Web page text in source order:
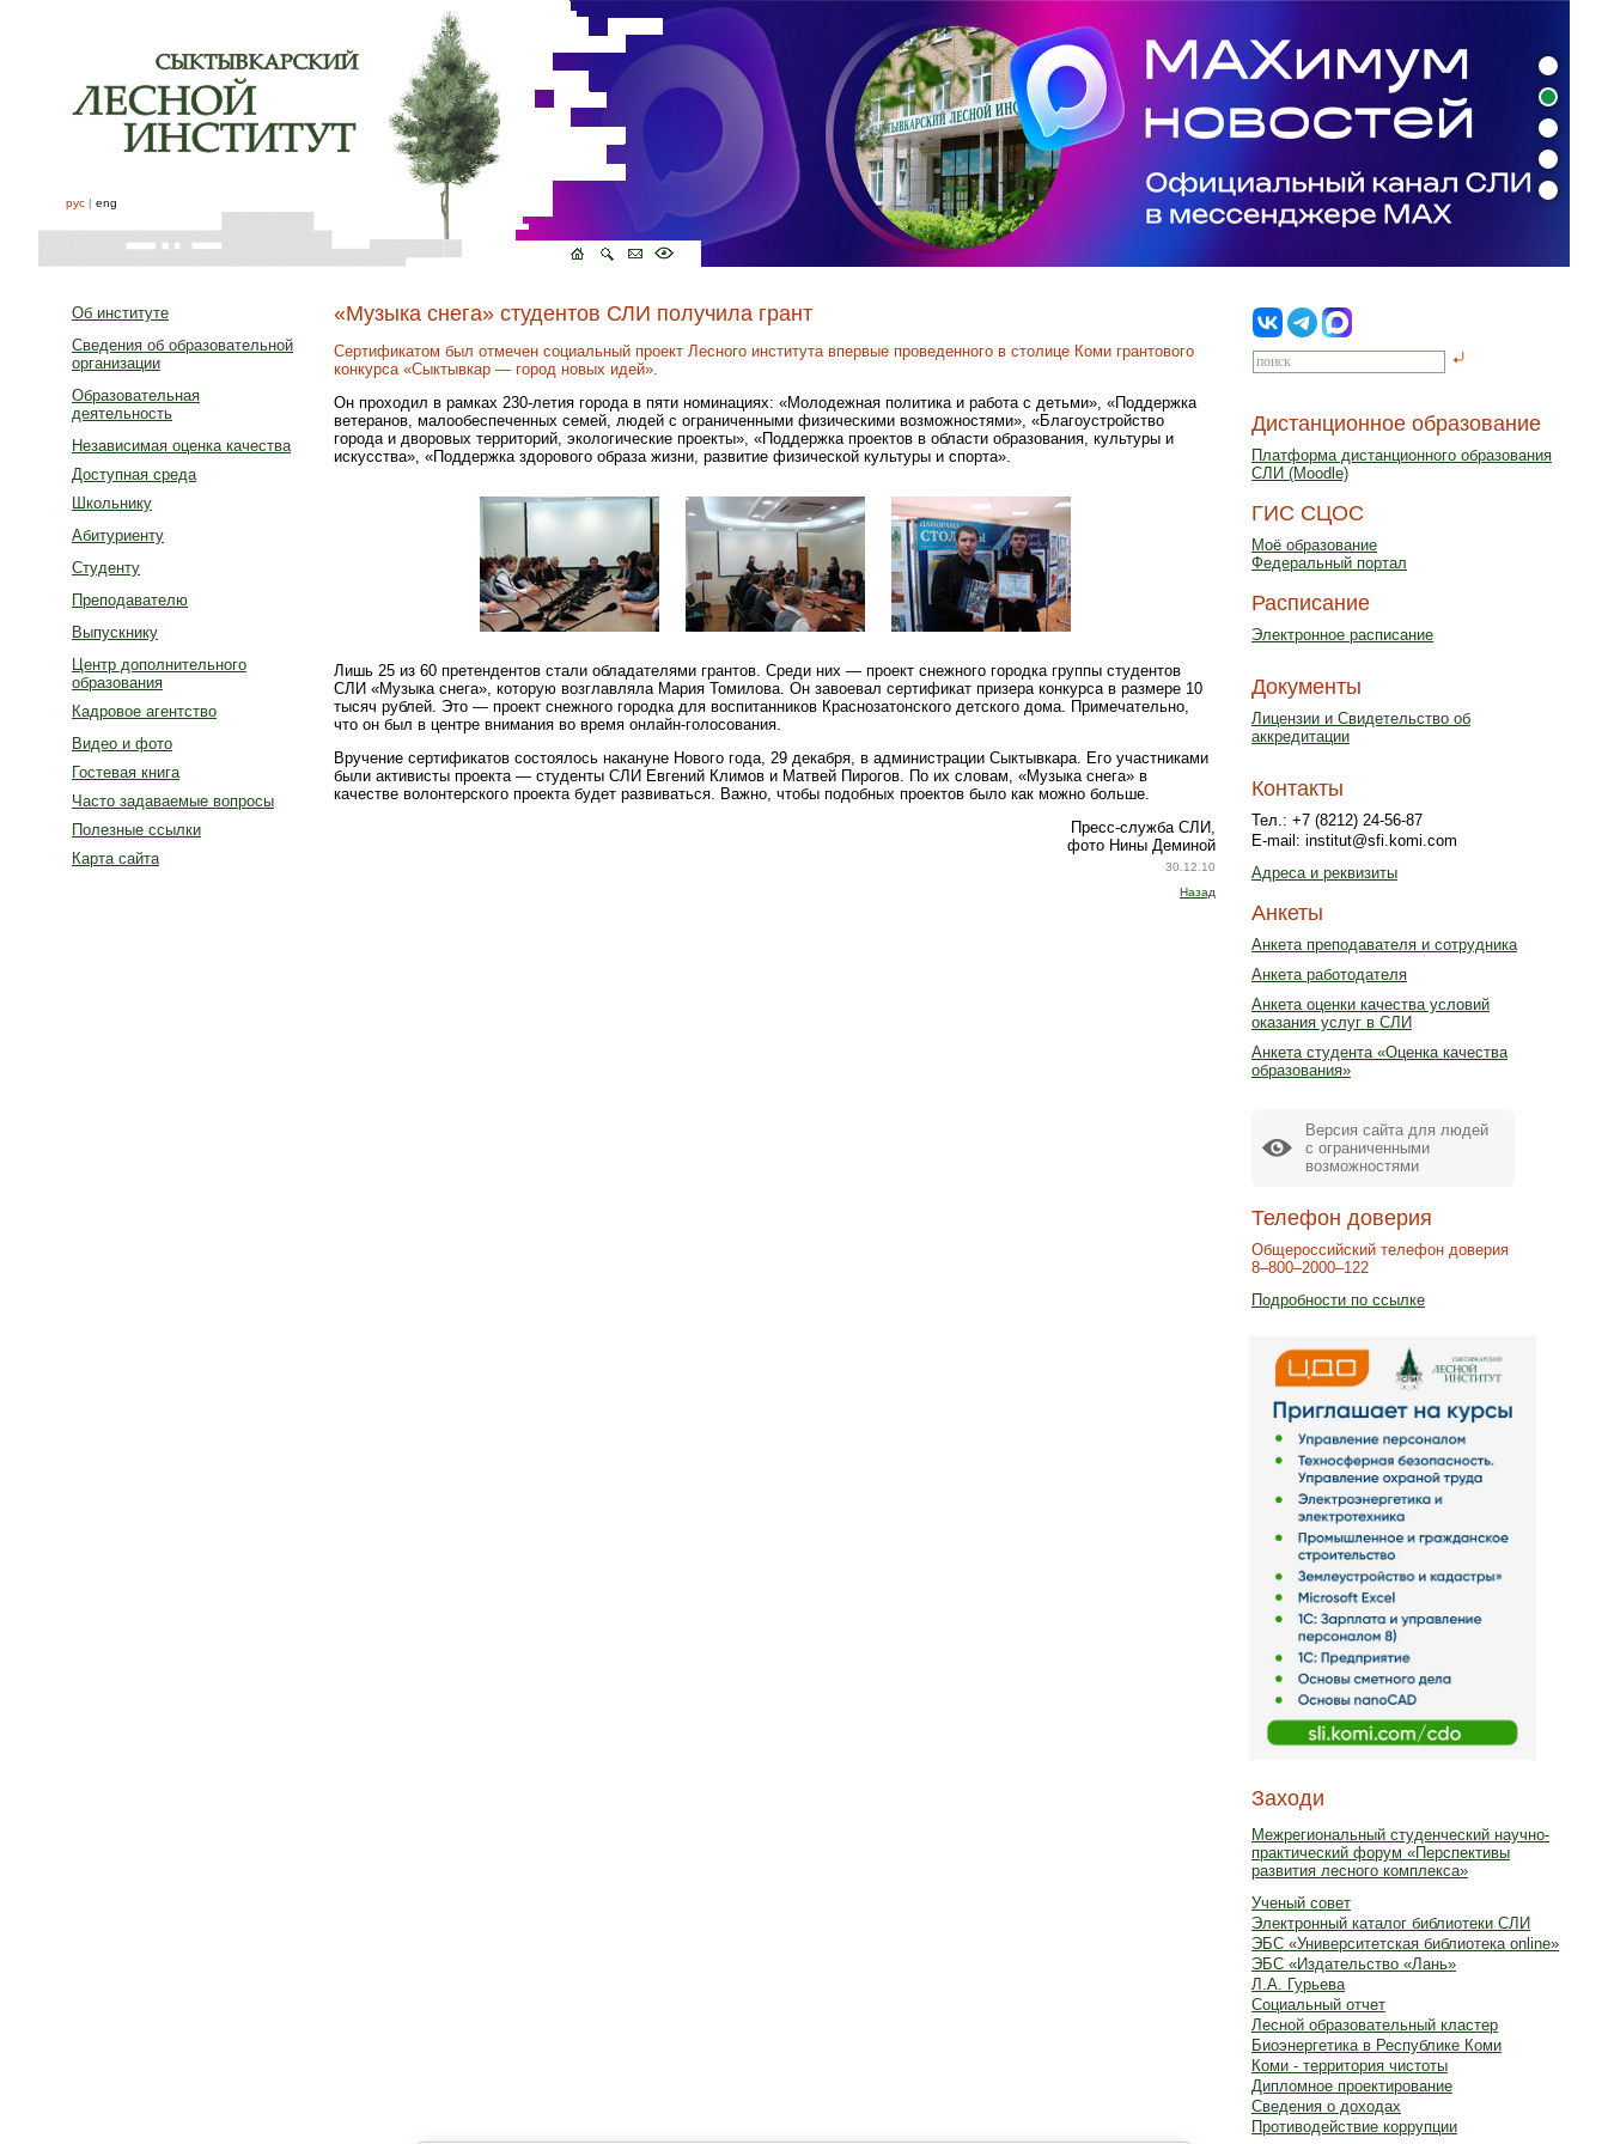
рус | eng
Об институте
Сведения об образовательной
организации
Образовательная
деятельность
Независимая оценка качества
Доступная среда
Школьнику
Абитуриенту
Студенту
Преподавателю
Выпускнику
Центр дополнительного
образования
Кадровое агентство
Видео и фото
Гостевая книга
Часто задаваемые вопросы
Полезные ссылки
Карта сайта
«Музыка снега» студентов СЛИ получила грант
Сертификатом был отмечен социальный проект Лесного института впервые проведенного в столице Коми грантового
конкурса «Сыктывкар — город новых идей».
Он проходил в рамках 230-летия города в пяти номинациях: «Молодежная политика и работа с детьми», «Поддержка
ветеранов, малообеспеченных семей, людей с ограниченными физическими возможностями», «Благоустройство
города и дворовых территорий, экологические проекты», «Поддержка проектов в области образования, культуры и
искусства», «Поддержка здорового образа жизни, развитие физической культуры и спорта».
Лишь 25 из 60 претендентов стали обладателями грантов. Среди них — проект снежного городка группы студентов
СЛИ «Музыка снега», которую возглавляла Мария Томилова. Он завоевал сертификат призера конкурса в размере 10
тысяч рублей. Это — проект снежного городка для воспитанников Краснозатонского детского дома. Примечательно,
что он был в центре внимания во время онлайн-голосования.
Вручение сертификатов состоялось накануне Нового года, 29 декабря, в администрации Сыктывкара. Его участниками
были активисты проекта — студенты СЛИ Евгений Климов и Матвей Пирогов. По их словам, «Музыка снега» в
качестве волонтерского проекта будет развиваться. Важно, чтобы подобных проектов было как можно больше.
Пресс-служба СЛИ,
фото Нины Деминой
30.12.10
Назад
Дистанционное образование
Платформа дистанционного образования
СЛИ (Moodle)
ГИС СЦОС
Моё образование
Федеральный портал
Расписание
Электронное расписание
Документы
Лицензии и Свидетельство об
аккредитации
Контакты
Тел.: +7 (8212) 24-56-87
E-mail: institut@sfi.komi.com
Адреса и реквизиты
Анкеты
Анкета преподавателя и сотрудника
Анкета работодателя
Анкета оценки качества условий
оказания услуг в СЛИ
Анкета студента «Оценка качества
образования»
Версия сайта для людей
с ограниченными
возможностями
Телефон доверия
Общероссийский телефон доверия
8–800–2000–122
Подробности по ссылке
Заходи
Межрегиональный студенческий научно-
практический форум «Перспективы
развития лесного комплекса»
Ученый совет
Электронный каталог библиотеки СЛИ
ЭБС «Университетская библиотека online»
ЭБС «Издательство «Лань»
Л.А. Гурьева
Социальный отчет
Лесной образовательный кластер
Биоэнергетика в Республике Коми
Коми - территория чистоты
Дипломное проектирование
Сведения о доходах
Противодействие коррупции